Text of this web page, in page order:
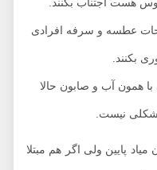
عطسه و سرفه افرادی
آب و صابون حالا
نیست.
پایین ولی اگر هم مبتلا